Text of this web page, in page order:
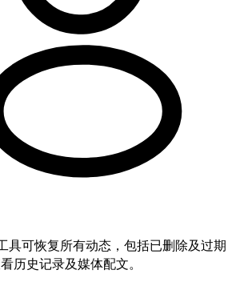
具可恢复所有动态，包括已删除及过期
历史记录及媒体配文。